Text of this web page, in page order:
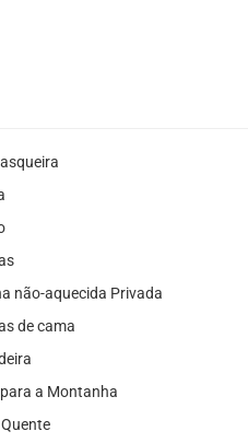
não-aquecida Privada
de cama
a Montanha